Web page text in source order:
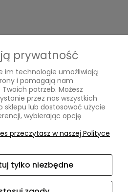
prywatność
im technologie umożliwiają
i pomagają nam
potrzeb. Możesz
przez nas wszystkich
sklepu lub dostosować użycie
wybierając opcję
przeczytasz w naszej Polityce
tylko niezbędne